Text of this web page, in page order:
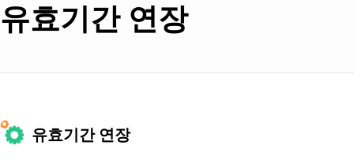
유효기간 연장
유효기간 연장